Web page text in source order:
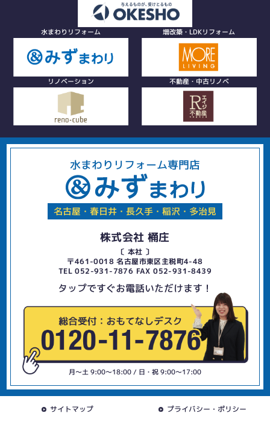
水まわりリフォーム 増改築・LDKリフォーム
リノベーション 不動産・中古リノベ
水まわりリフォーム専門店
名古屋・春日井・長久手・稲沢・多治見
株式会社 桶庄
〔 本社 〕
〒461-0018 名古屋市東区主税町4-48
TEL 052-931-7876 FAX 052-931-8439
タップですぐお電話いただけます！
月〜土 9:00〜18:00 / 日・祝 9:00〜17:00
サイトマップ プライバシー・ポリシー